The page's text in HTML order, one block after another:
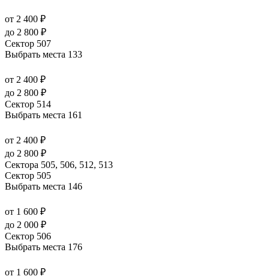
от 2 400 ₽
до 2 800 ₽
Сектор 507
Выбрать места 133
от 2 400 ₽
до 2 800 ₽
Сектор 514
Выбрать места 161
от 2 400 ₽
до 2 800 ₽
Сектора 505, 506, 512, 513
Сектор 505
Выбрать места 146
от 1 600 ₽
до 2 000 ₽
Сектор 506
Выбрать места 176
от 1 600 ₽